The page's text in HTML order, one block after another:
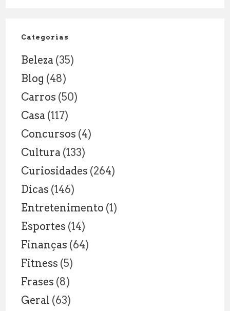
Categorias
Beleza (35)
Blog (48)
Carros (50)
Casa (117)
Concursos (4)
Cultura (133)
Curiosidades (264)
Dicas (146)
Entretenimento (1)
Esportes (14)
Finanças (64)
Fitness (5)
Frases (8)
Geral (63)